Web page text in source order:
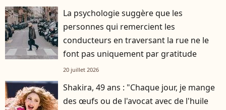
La psychologie suggère que les
personnes qui remercient les
conducteurs en traversant la rue ne le
font pas uniquement par gratitude
20 juillet 2026
Shakira, 49 ans : "Chaque jour, je mange
des œufs ou de l'avocat avec de l'huile